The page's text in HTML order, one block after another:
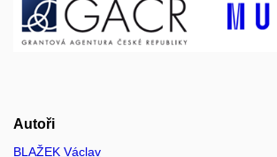
Autoři
BLAŽEK Václav